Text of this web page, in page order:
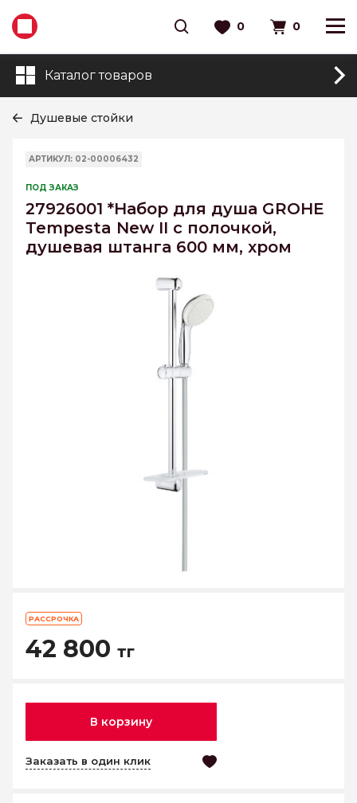
0 0
Каталог товаров
Душевые стойки
АРТИКУЛ: 02-00006432
ПОД ЗАКАЗ
27926001 *Набор для душа GROHE
Tempesta New II с полочкой,
душевая штанга 600 мм, хром
РАССРОЧКА
42 800 тг
В корзину
Заказать в один клик